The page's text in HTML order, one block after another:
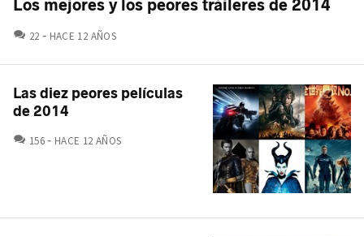
Los mejores y los peores tráileres de 2014
22 COMENTARIOS
HACE 12 AÑOS
Las diez peores películas
de 2014
156COMENTARIOS
HACE 12 AÑOS